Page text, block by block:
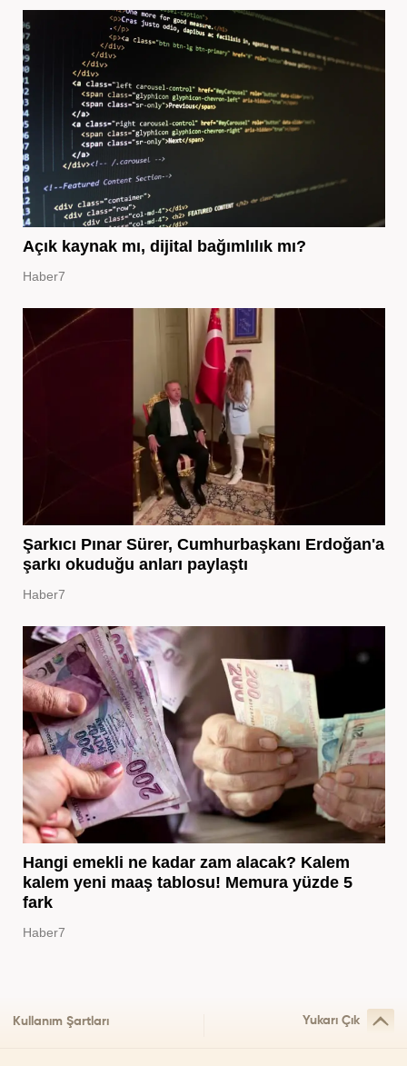
Açık kaynak mı, dijital bağımlılık mı?
Haber7
Şarkıcı Pınar Sürer, Cumhurbaşkanı Erdoğan'a
şarkı okuduğu anları paylaştı
Haber7
Hangi emekli ne kadar zam alacak? Kalem
kalem yeni maaş tablosu! Memura yüzde 5
fark
Haber7
Kullanım Şartları Yukarı Çık